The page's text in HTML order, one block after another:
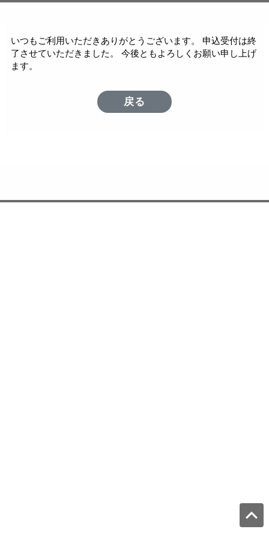
いつもご利用いただきありがとうございます。 申込受付は終
了させていただきました。 今後ともよろしくお願い申し上げ
ます。
戻る